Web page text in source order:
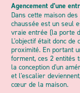
Agencement d’une
Dans cette maison
chaussée est un seul
vraie entrée (la porte
L'objectif était donc
proximité. En portant
forment, ces 2 entités
la conception d'un
et l'escalier
cœur de la maison.